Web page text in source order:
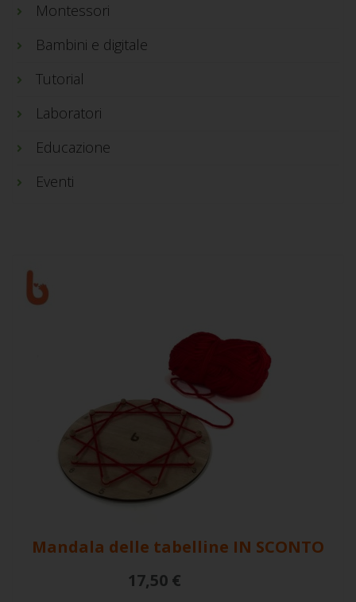
Montessori
Bambini e digitale
Tutorial
Laboratori
Educazione
Eventi
Mandala delle tabelline IN SCONTO
17,50 €